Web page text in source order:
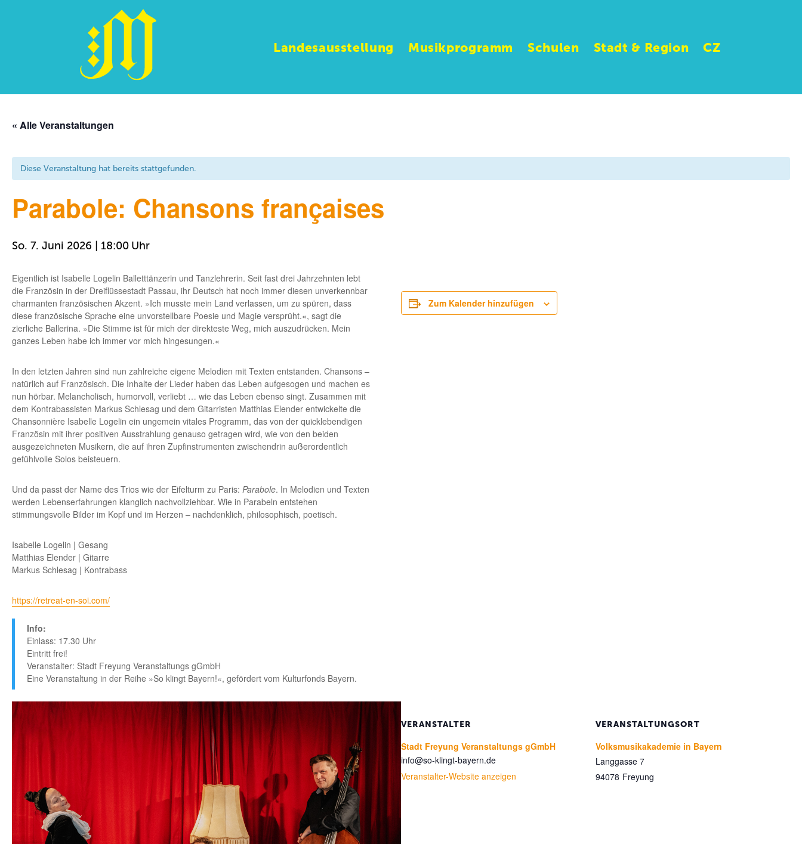
springen
Landesausstellung Musikprogramm Schulen Stadt & Region CZ
« Alle Veranstaltungen
Diese Veranstaltung hat bereits stattgefunden.
Parabole: Chansons françaises
So. 7. Juni 2026 | 18:00
Eigentlich ist Isabelle Logelin Balletttänzerin und Tanzlehrerin. Seit fast drei Jahrzehnten lebt
die Französin in der Dreiflüssestadt Passau, ihr Deutsch hat noch immer diesen unverkennbar
charmanten französischen Akzent. »Ich musste mein Land verlassen, um zu spüren, dass
diese französische Sprache eine unvorstellbare Poesie und Magie versprüht.«, sagt die
zierliche Ballerina. »Die Stimme ist für mich der direkteste Weg, mich auszudrücken. Mein
ganzes Leben habe ich immer vor mich hingesungen.«
In den letzten Jahren sind nun zahlreiche eigene Melodien mit Texten entstanden. Chansons –
natürlich auf Französisch. Die Inhalte der Lieder haben das Leben aufgesogen und machen es
nun hörbar. Melancholisch, humorvoll, verliebt … wie das Leben ebenso singt. Zusammen mit
dem Kontrabassisten Markus Schlesag und dem Gitarristen Matthias Elender entwickelte die
Chansonnière Isabelle Logelin ein ungemein vitales Programm, das von der quicklebendigen
Französin mit ihrer positiven Ausstrahlung genauso getragen wird, wie von den beiden
ausgezeichneten Musikern, die auf ihren Zupfinstrumenten zwischendrin außerordentlich
gefühlvolle Solos beisteuern.
Und da passt der Name des Trios wie der Eifelturm zu Paris: Parabole. In Melodien und Texten
werden Lebenserfahrungen klanglich nachvollziehbar. Wie in Parabeln entstehen
stimmungsvolle Bilder im Kopf und im Herzen – nachdenklich, philosophisch, poetisch.
Isabelle Logelin | Gesang
Matthias Elender | Gitarre
Markus Schlesag | Kontrabass
https://retreat-en-soi.com/
Info:
Einlass: 17.30 Uhr
Eintritt frei!
Veranstalter: Stadt Freyung Veranstaltungs gGmbH
Eine Veranstaltung in der Reihe »So klingt Bayern!«, gefördert vom Kulturfonds Bayern.
Zum Kalender hinzufügen
VERANSTALTER
Stadt Freyung Veranstaltungs gGmbH
info@so-klingt-bayern.de
Veranstalter-Website anzeigen
VERANSTALTUNGSORT
Volksmusikakademie in Bayern
Langgasse 7
Freyung
94078